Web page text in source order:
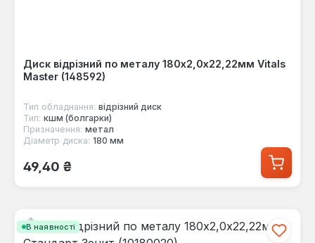
Диск відрізний по металу 180х2,0х22,22мм Vitals
Master (148592)
Тип обладнання: відрізний диск
Тип: кшм (болгарки)
Призначення: метал
Діаметр диска: 180 мм
Звичайна ціна:
49,40 ₴
В наявності